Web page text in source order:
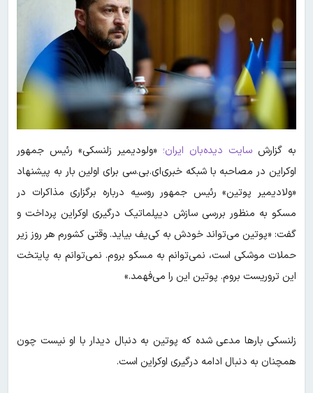
به گزارش سایت دیده‌بان ایران؛ «ولودیمیر زلنسکی» رئیس جمهور
اوکراین در مصاحبه با شبکه خبری‌ای.بی.سی برای اولین بار به پیشنهاد
«ولادیمیر پوتین» رئیس جمهور روسیه درباره برگزاری مذاکرات در
مسکو به منظور بررسی سازش دیپلماتیک درگیری اوکراین پرداخت و
گفت: «پوتین می‌تواند خودش به کی‌یف بیاید. وقتی کشورم هر روز زیر
حملات موشکی است، نمی‌توانم به مسکو بروم. نمی‌توانم به پایتخت
این تروریست بروم. پوتین این را می‌فهمد.»
زلنسکی بارها مدعی شده که پوتین به دنبال دیدار با او نیست چون
همچنان به دنبال ادامه درگیری اوکراین است.